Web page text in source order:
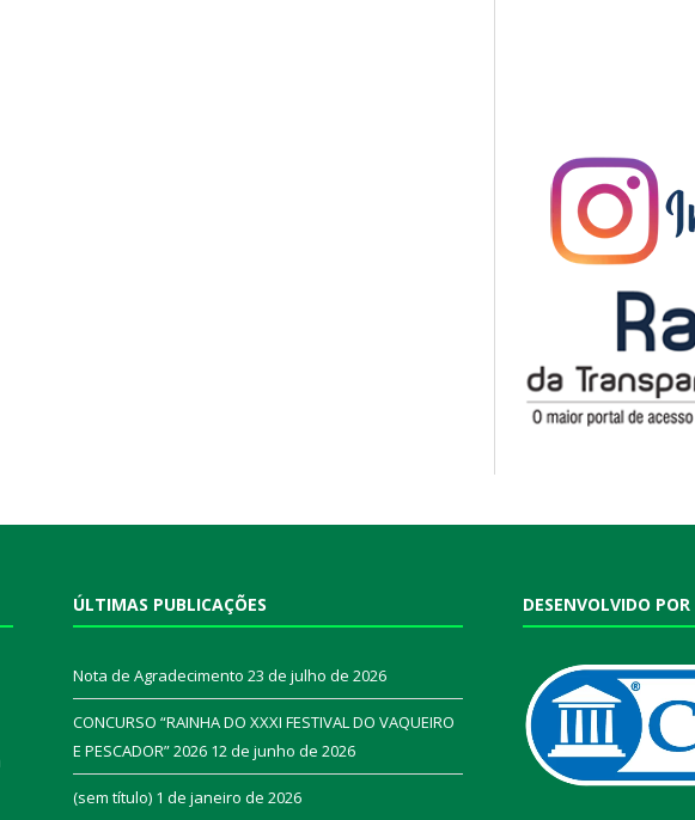
ÚLTIMAS PUBLICAÇÕES
Nota de Agradecimento 23 de julho de 2026
CONCURSO “RAINHA DO XXXI FESTIVAL DO VAQUEIRO
E PESCADOR” 2026 12 de junho de 2026
(sem título) 1 de janeiro de 2026
DESENVOLVIDO POR